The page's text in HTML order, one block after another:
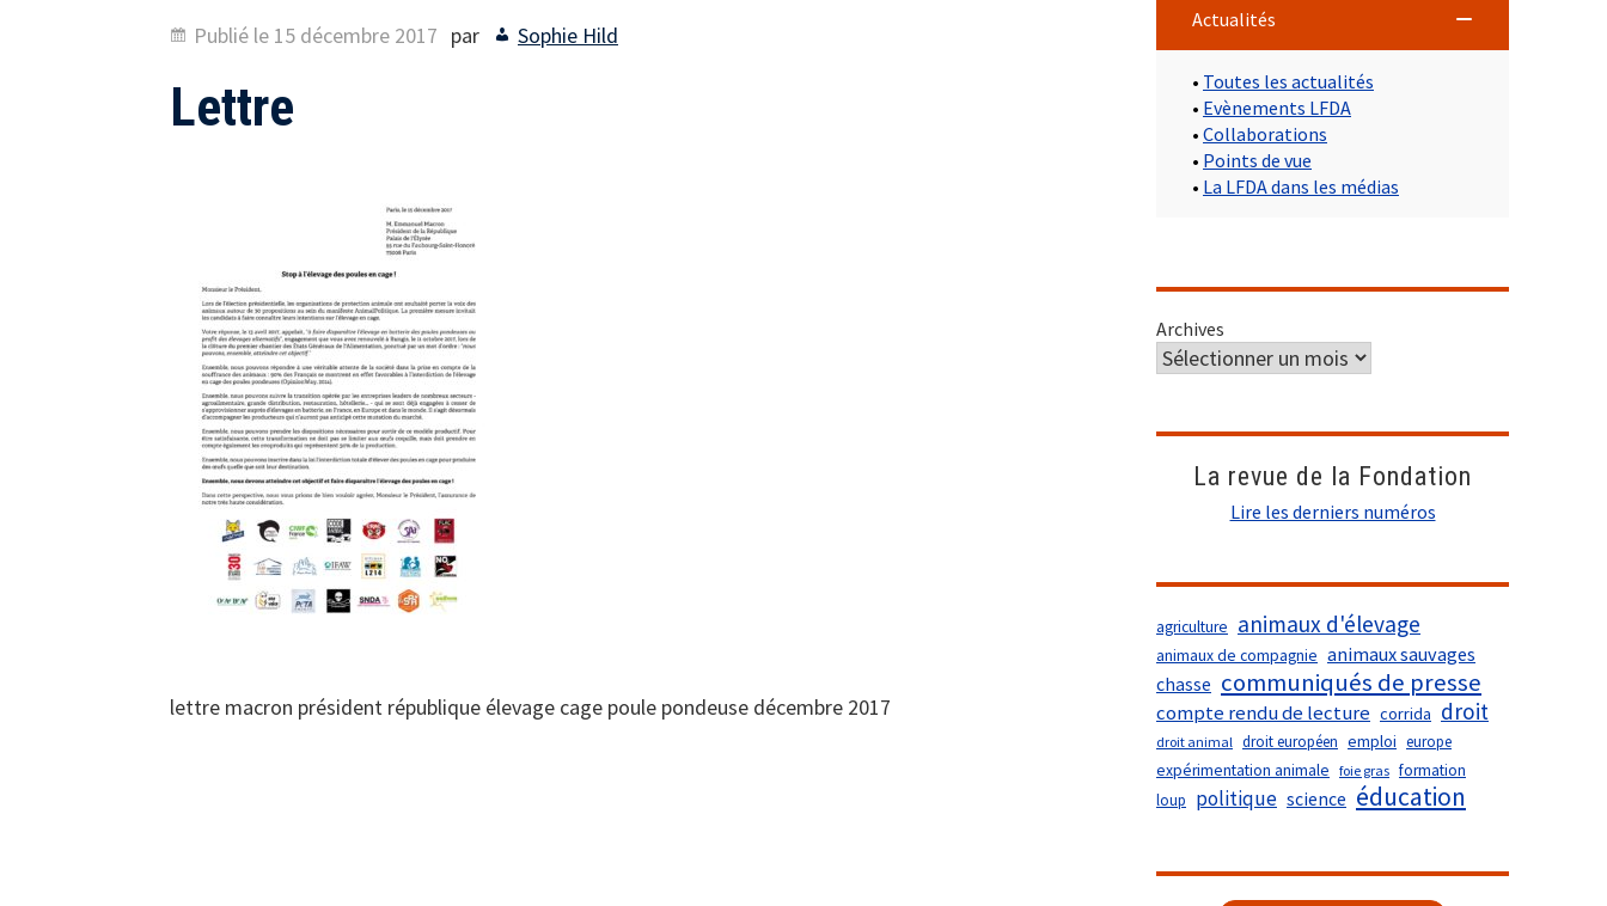
Publié le 15 décembre 2017 par Sophie Hild
Lettre
lettre macron président république élevage cage poule pondeuse décembre 2017
Actualités
• Toutes les actualités
• Evènements LFDA
• Collaborations
• Points de vue
• La LFDA dans les médias
Archives
La revue de la Fondation
Lire les derniers numéros
agriculture animaux d'élevage
animaux de compagnie animaux sauvages
chasse communiqués de presse
compte rendu de lecture corrida droit
droit animal droit européen emploi europe
expérimentation animale foie gras formation
loup politique science éducation